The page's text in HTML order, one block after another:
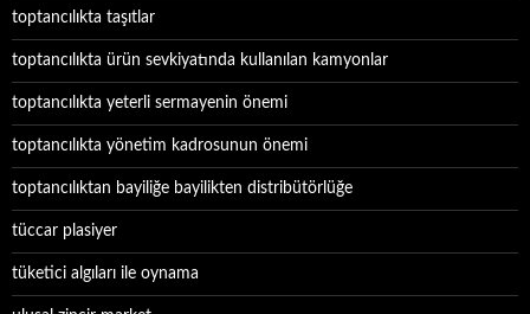
toptancılıkta taşıtlar
toptancılıkta ürün sevkiyatında kullanılan kamyonlar
toptancılıkta yeterli sermayenin önemi
toptancılıkta yönetim kadrosunun önemi
toptancılıktan bayiliğe bayilikten distribütörlüğe
tüccar plasiyer
tüketici algıları ile oynama